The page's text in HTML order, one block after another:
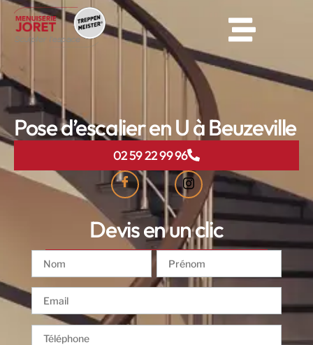
Pose d’escalier en U à Beuzeville
02 59 22 99 96
Devis en un clic